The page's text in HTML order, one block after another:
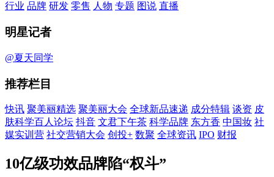
行业 品牌 研发 零售 人物 专题 图说 直播
明星记者
@夏天同学
推荐栏目
快讯 聚美丽精选 聚美丽大会 全球新品速递 成分特辑 谈资 皮
肤科学百人论坛 抖音 文君下午茶 科学品牌 东方香 中国妆 社
媒实训营 社交营销大会 创投+ 数聚 全球资讯 IPO 财报
10亿级功效品牌陷“权斗”